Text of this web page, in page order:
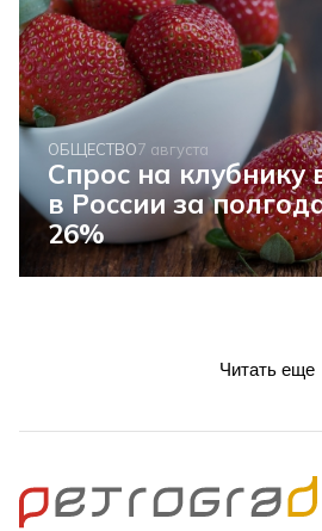
ОБЩЕСТВО7 августа
Спрос на клубнику
в России за
26%
Читать еще